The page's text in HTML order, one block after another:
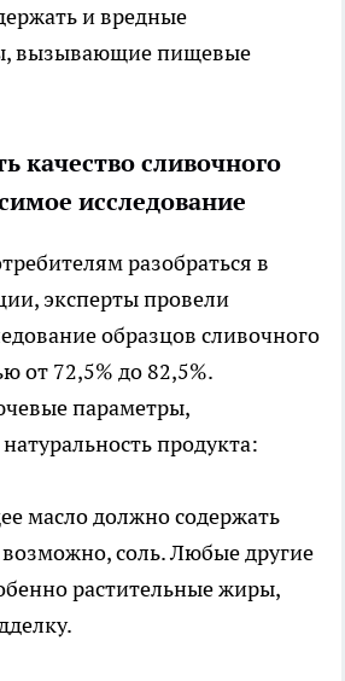
и вредные
вызывающие пищевые
качество сливочного
исследование
разобраться в
эксперты провели
образцов сливочного
от 72,5% до 82,5%.
параметры,
продукта:
масло должно содержать
соль. Любые другие
растительные жиры,